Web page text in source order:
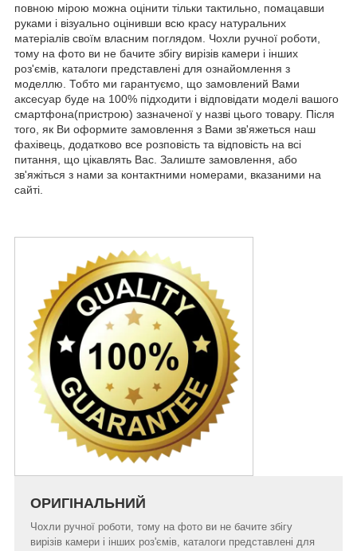
повною мірою можна оцінити тільки тактильно, помацавши
руками і візуально оцінивши всю красу натуральних
матеріалів своїм власним поглядом. Чохли ручної роботи,
тому на фото ви не бачите збігу вирізів камери і інших
роз'ємів, каталоги представлені для ознайомлення з
моделлю. Тобто ми гарантуємо, що замовлений Вами
аксесуар буде на 100% підходити і відповідати моделі вашого
смартфона(пристрою) зазначеної у назві цього товару. Після
того, як Ви оформите замовлення з Вами зв'яжеться наш
фахівець, додатково все розповість та відповість на всі
питання, що цікавлять Вас. Залиште замовлення, або
зв'яжіться з нами за контактними номерами, вказаними на
сайті.
ОРИГІНАЛЬНИЙ
Чохли ручної роботи, тому на фото ви не бачите збігу
вирізів камери і інших роз'ємів, каталоги представлені для